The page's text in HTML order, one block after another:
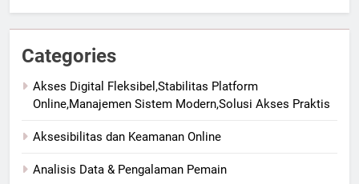
Categories
Akses Digital Fleksibel,Stabilitas Platform
Online,Manajemen Sistem Modern,Solusi Akses Praktis
Aksesibilitas dan Keamanan Online
Analisis Data & Pengalaman Pemain